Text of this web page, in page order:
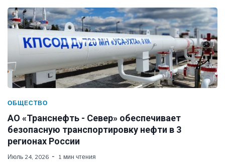
ОБЩЕСТВО
АО «Транснефть - Север» обеспечивает
безопасную транспортировку нефти в 3
регионах России
Июль 24, 2026 1 мин чтения